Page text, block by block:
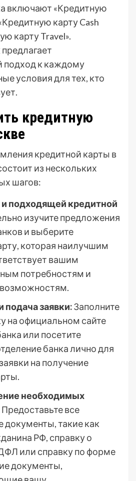
включают «Кредитную
карту Cash
карту Travel».
подход к каждому
условия для тех, кто
кредитную
кредитной карты в
из нескольких
шагов:
подходящей кредитной
изучите предложения
и выберите
которая наилучшим
вашим
потребностям и
подача заявки:Заполните
на официальном сайте
или посетите
банка лично для
на получение
необходимых
Предоставьте все
такие как
РФ, справку о
или справку по форме
документы,